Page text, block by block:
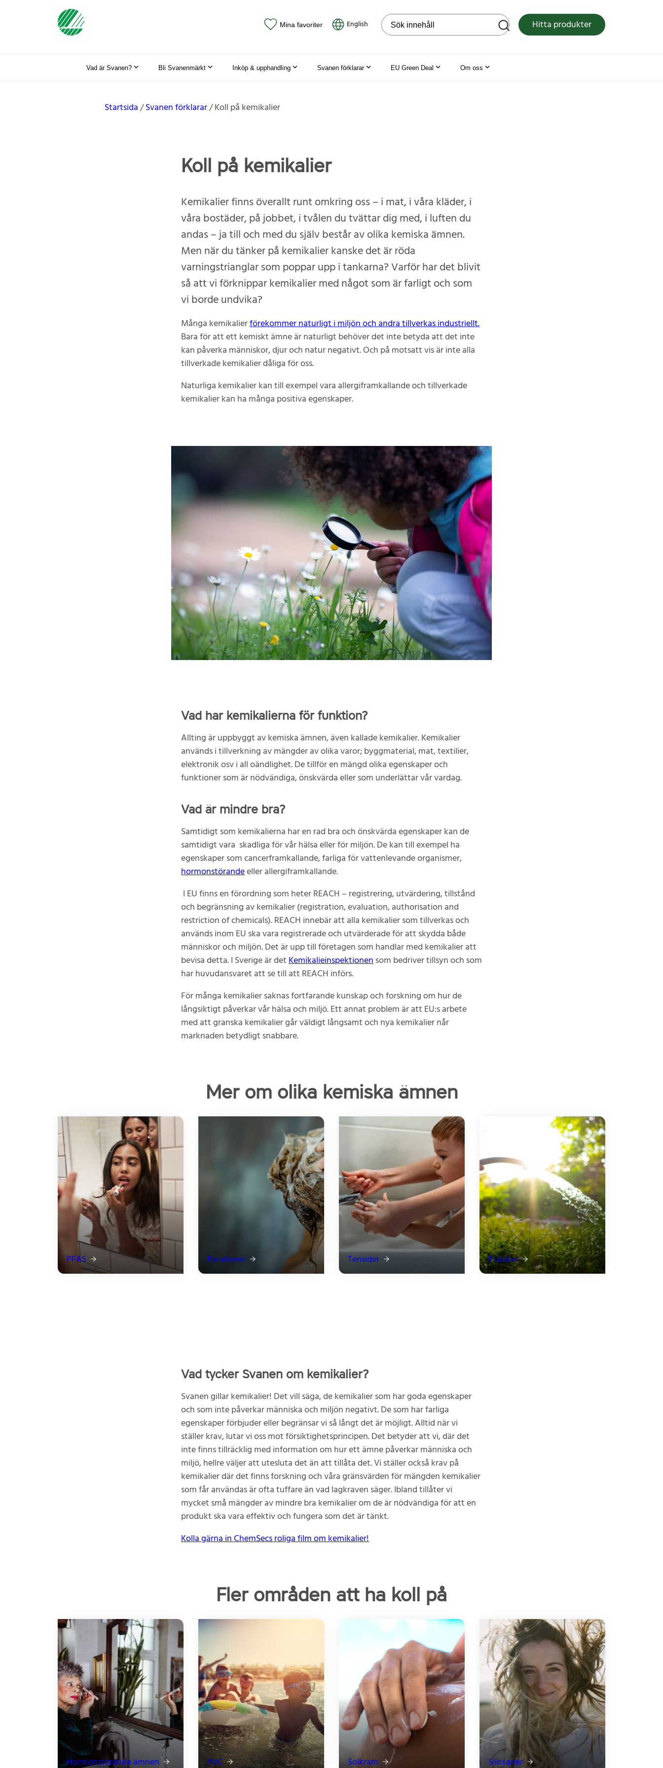
Mina favoriter English Sök på webbplatsen Hitta produkter
Vad är Svanen? Bli Svanenmärkt Inköp & upphandling Svanen förklarar EU Green Deal Om oss
Startsida Svanen förklarar Koll på kemikalier
Koll på kemikalier
Kemikalier finns överallt runt omkring oss – i mat, i våra kläder, i
våra bostäder, på jobbet, i tvålen du tvättar dig med, i luften du
andas – ja till och med du själv består av olika kemiska ämnen.
Men när du tänker på kemikalier kanske det är röda
varningstrianglar som poppar upp i tankarna? Varför har det blivit
så att vi förknippar kemikalier med något som är farligt och som
vi borde undvika?
Många kemikalierförekommer naturligt i miljön och andra tillverkas industriellt.
Bara för att ett kemiskt ämne är naturligt behöver det inte betyda att det inte
kan påverka människor, djur och natur negativt. Och på motsatt vis är inte alla
tillverkade kemikalier dåliga för oss.
Naturliga kemikalier kan till exempel vara allergiframkallande och tillverkade
kemikalier kan ha många positiva egenskaper.
Vad har kemikalierna för funktion?
Allting är uppbyggt av kemiska ämnen, även kallade kemikalier. Kemikalier
används i tillverkning av mängder av olika varor; byggmaterial, mat, textilier,
elektronik osv i all oändlighet. De tillför en mängd olika egenskaper och
funktioner som är nödvändiga, önskvärda eller som underlättar vår vardag.
Vad är mindre bra?
Samtidigt som kemikalierna har en rad bra och önskvärda egenskaper kan de
samtidigt vara skadliga för vår hälsa eller för miljön. De kan till exempel ha
egenskaper som cancerframkallande, farliga för vattenlevande organismer,
hormonstörandeeller allergiframkallande.
I EU finns en förordning som heter REACH – registrering, utvärdering, tillstånd
och begränsning av kemikalier (registration, evaluation, authorisation and
restriction of chemicals). REACH innebär att alla kemikalier som tillverkas och
används inom EU ska vara registrerade och utvärderade för att skydda både
människor och miljön. Det är upp till företagen som handlar med kemikalier att
bevisa detta. I Sverige är detKemikalieinspektionensom bedriver tillsyn och som
har huvudansvaret att se till att REACH införs.
För många kemikalier saknas fortfarande kunskap och forskning om hur de
långsiktigt påverkar vår hälsa och miljö. Ett annat problem är att EU:s arbete
med att granska kemikalier går väldigt långsamt och nya kemikalier når
marknaden betydligt snabbare.
Mer om olika kemiska ämnen
PFAS Parabener Tensider Ftalater
Vad tycker Svanen om kemikalier?
Svanen gillar kemikalier! Det vill säga, de kemikalier som har goda egenskaper
och som inte påverkar människa och miljön negativt. De som har farliga
egenskaper förbjuder eller begränsar vi så långt det är möjligt. Alltid när vi
ställer krav, lutar vi oss mot försiktighetsprincipen. Det betyder att vi, där det
inte finns tillräcklig med information om hur ett ämne påverkar människa och
miljö, hellre väljer att utesluta det än att tillåta det. Vi ställer också krav på
kemikalier där det finns forskning och våra gränsvärden för mängden kemikalier
som får användas är ofta tuffare än vad lagkraven säger. Ibland tillåter vi
mycket små mängder av mindre bra kemikalier om de är nödvändiga för att en
produkt ska vara effektiv och fungera som det är tänkt.
Kolla gärna in ChemSecs roliga film om kemikalier!
Fler områden att ha koll på
Hormonstörande ämnen PVC Solkräm Siloxaner